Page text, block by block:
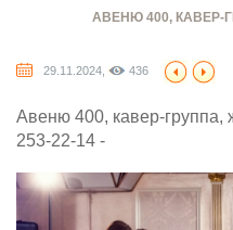
АВЕНЮ 400, КАВЕР-
29.11.2024, 436
Авеню 400, кавер-группа,
253-22-14 -